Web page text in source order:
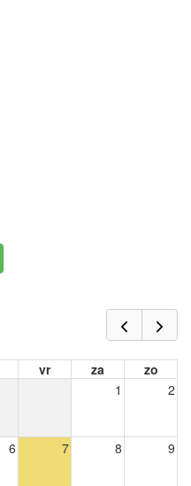
vr za
zo
1
2
6 7 8 9